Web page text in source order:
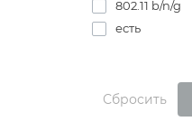
802.11 b/n/g
есть
Сбросить